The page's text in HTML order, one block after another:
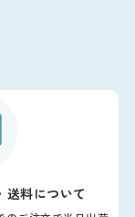
送料について